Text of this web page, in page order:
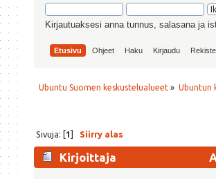
Kirjautuaksesi anna tunnus, salasana ja
Etusivu Ohjeet Haku Kirjaudu
Ubuntu Suomen keskustelualueet » Ubuntun
Sivuja: [1] Siirry alas
Kirjoittaja